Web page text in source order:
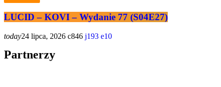
LUCID – KOVI – Wydanie 77 (S04E27)
today24 lipca, 2026 846 193 10
Partnerzy